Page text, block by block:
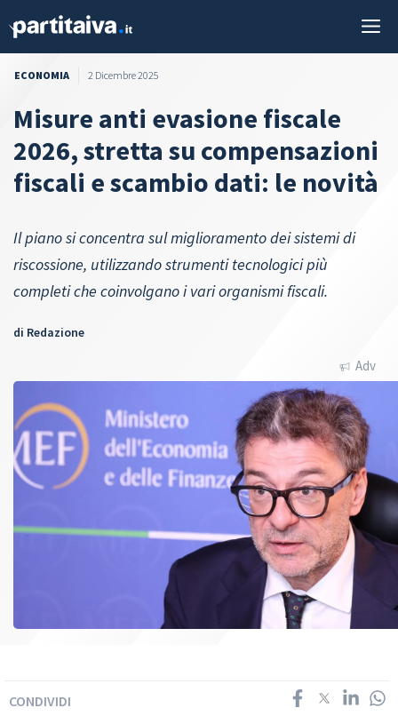
ECONOMIA 2 Dicembre 2025
Misure anti evasione fiscale
2026, stretta su compensazioni
fiscali e scambio dati: le novità
Il piano si concentra sul miglioramento dei sistemi di
riscossione, utilizzando strumenti tecnologici più
completi che coinvolgano i vari organismi fiscali.
di Redazione
Adv
CONDIVIDI